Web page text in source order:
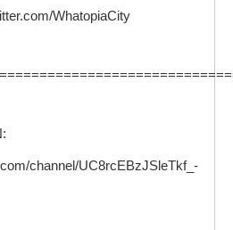
WhatopiaCity
channel/UC8rcEBzJSleTkf_-